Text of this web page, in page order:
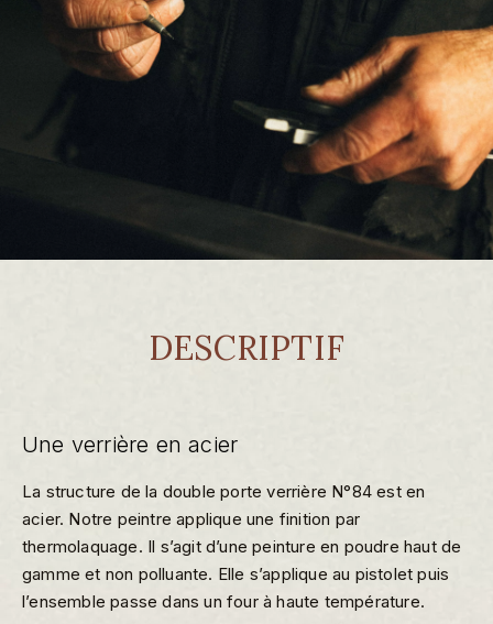
DESCRIPTIF
Une verrière en acier
La structure de la double porte verrière N°84 est en
acier. Notre peintre applique une finition par
thermolaquage. Il s’agit d’une peinture en poudre haut de
gamme et non polluante. Elle s’applique au pistolet puis
l’ensemble passe dans un four à haute température.